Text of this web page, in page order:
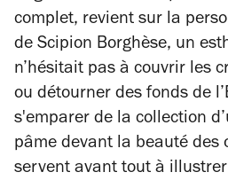
complet, revient sur la
de Scipion Borghèse, un
n’hésitait pas à couvrir les
ou détourner des fonds de
s'emparer de la collection
pâme devant la beauté des
servent avant tout à